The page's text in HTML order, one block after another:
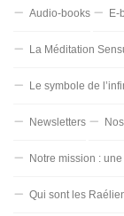
Audio-books E-
La Méditation
Le symbole de
Newsletters
Notre mission :
Qui sont les